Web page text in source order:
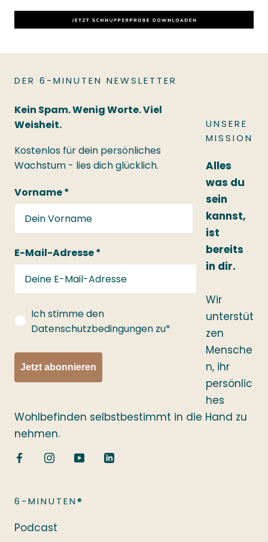
DER 6-MINUTEN NEWSLETTER
Kein Spam. Wenig Worte. Viel
Weisheit.
Kostenlos für dein persönliches
Wachstum - lies dich glücklich.
Vorname *
E-Mail-Adresse *
gdprConsent
Ich stimme den
Datenschutzbedingungen zu*
Jetzt abonnieren
UNSERE
MISSION
Alles
was du
sein
kannst,
ist
bereits
in dir.
Wir
unterstüt
zen
Mensche
n, ihr
persönlic
hes
Wohlbefinden selbstbestimmt in die Hand zu
nehmen.
6-MINUTEN®
Podcast